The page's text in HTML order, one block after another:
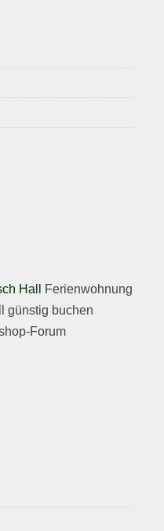
Hall
Ferienwohnung
günstig buchen
Forum